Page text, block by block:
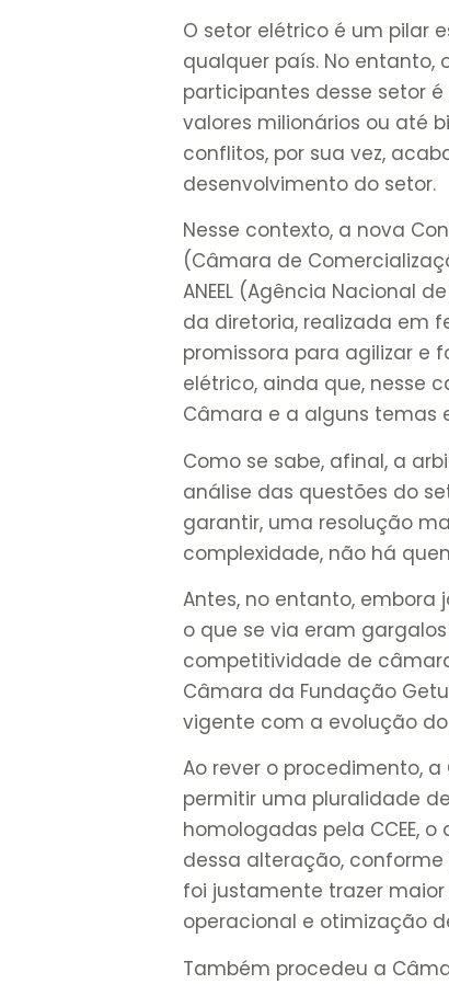
O setor elétrico é um pilar
qualquer país. No entanto,
participantes desse setor
valores milionários ou até
conflitos, por sua vez,
desenvolvimento do setor.
Nesse contexto, a nova
(Câmara de
ANEEL (Agência Nacional
da diretoria, realizada em
promissora para agilizar e
elétrico, ainda que, nesse
Câmara e a alguns temas
Como se sabe, afinal, a
análise das questões do
garantir, uma resolução
complexidade, não há
Antes, no entanto, embora
o que se via eram
competitividade de
Câmara da Fundação
vigente com a evolução
Ao rever o procedimento, a
permitir uma pluralidade
homologadas pela CCEE,
dessa alteração,
foi justamente trazer
operacional e otimização
Também procedeu a